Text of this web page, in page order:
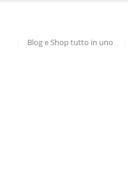
Blog e Shop tutto in uno